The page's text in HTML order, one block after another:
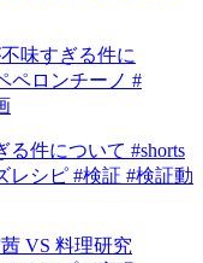
件について #shorts
レシピ #検証 #検証動